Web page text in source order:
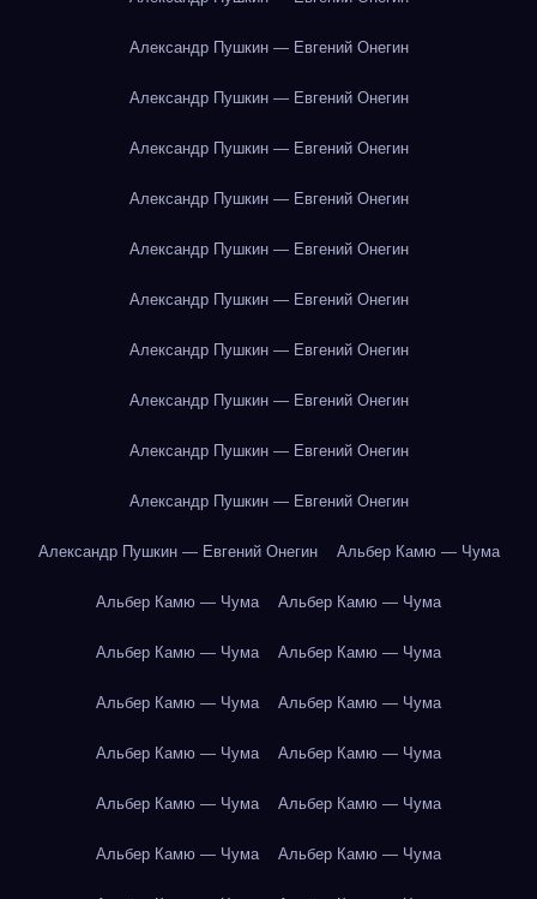
Александр Пушкин — Евгений Онегин
Александр Пушкин — Евгений Онегин
Александр Пушкин — Евгений Онегин
Александр Пушкин — Евгений Онегин
Александр Пушкин — Евгений Онегин
Александр Пушкин — Евгений Онегин
Александр Пушкин — Евгений Онегин
Александр Пушкин — Евгений Онегин
Александр Пушкин — Евгений Онегин
Александр Пушкин — Евгений Онегин
Александр Пушкин — Евгений Онегин Альбер Камю — Чума
Альбер Камю — Чума Альбер Камю — Чума
Альбер Камю — Чума Альбер Камю — Чума
Альбер Камю — Чума Альбер Камю — Чума
Альбер Камю — Чума Альбер Камю — Чума
Альбер Камю — Чума Альбер Камю — Чума
Альбер Камю — Чума Альбер Камю — Чума